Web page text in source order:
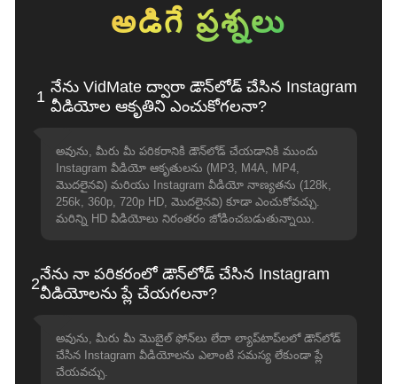
అడిగే ప్రశ్నలు
1
నేను VidMate ద్వారా డౌన్‌లోడ్ చేసిన Instagram
వీడియోల ఆకృతిని ఎంచుకోగలనా?
అవును, మీరు మీ పరికరానికి డౌన్‌లోడ్ చేయడానికి ముందు
Instagram వీడియో ఆకృతులను (MP3, M4A, MP4,
మొదలైనవి) మరియు Instagram వీడియో నాణ్యతను (128k,
256k, 360p, 720p HD, మొదలైనవి) కూడా ఎంచుకోవచ్చు.
మరిన్ని HD వీడియోలు నిరంతరం జోడించబడుతున్నాయి.
2
నేను నా పరికరంలో డౌన్‌లోడ్ చేసిన Instagram
వీడియోలను ప్లే చేయగలనా?
అవును, మీరు మీ మొబైల్ ఫోన్‌లు లేదా ల్యాప్‌టాప్‌లలో డౌన్‌లోడ్
చేసిన Instagram వీడియోలను ఎలాంటి సమస్య లేకుండా ప్లే
చేయవచ్చు.